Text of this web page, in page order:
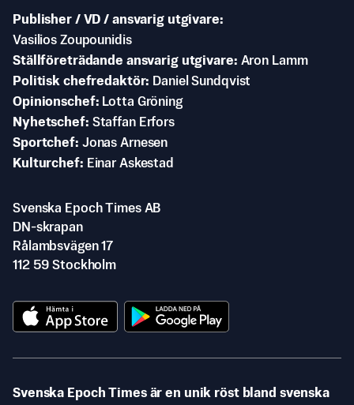
Publisher / VD / ansvarig utgivare
Vasilios Zoupounidis
Ställföreträdande ansvarig utgivare Aron Lamm
Politisk chefredaktör
Daniel Sundqvist
Opinionschef
Lotta Gröning
Nyhetschef Staffan Erfors
Sportchef Jonas Arnesen
Kulturchef
Einar Askestad
Svenska Epoch Times AB
DN-skrapan
Rålambsvägen 17
112 59 Stockholm
Svenska Epoch Times är en unik röst bland svenska